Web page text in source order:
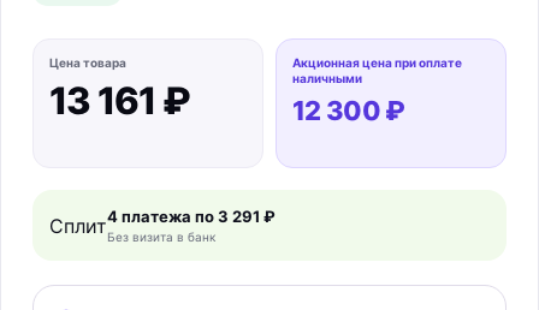
Цена товара
13 161 ₽
Акционная цена при оплате
наличными
12 300 ₽
Сплит4 платежа по 3 291 ₽
Без визита в банк